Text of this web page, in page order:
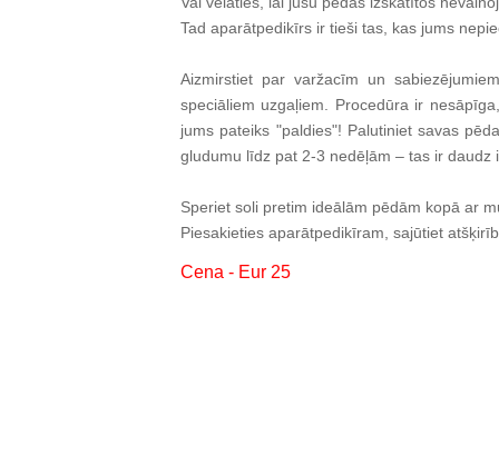
Tad aparātpedikīrs ir tieši tas, kas jums
Aizmirstiet par varžacīm un
speciāliem uzgaļiem. Procedūra ir
jums pateiks "paldies"! Palutiniet savas
gludumu līdz pat 2-3 nedēļām – tas ir daudz
Speriet soli pretim ideālām pēdām kopā ar
Piesakieties aparātpedikīram, sajūtiet
Cena - Eur 25